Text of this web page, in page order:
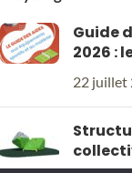
Guide
2026 :
22 juillet